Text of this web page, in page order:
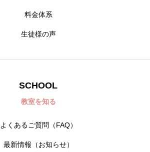
料金体系
生徒様の声
SCHOOL
教室を知る
よくあるご質問（FAQ）
最新情報（お知らせ）